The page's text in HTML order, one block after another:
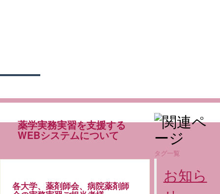
薬学実務実習を支援する
WEBシステムについて
各大学、薬剤師会、病院薬剤師
タグ一覧
お知ら